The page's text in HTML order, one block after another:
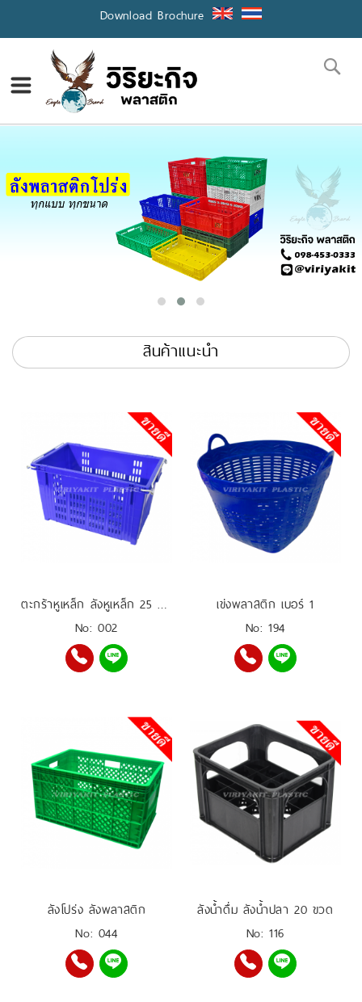
Skip
to
Download Brochure
สินค้าแนะนำ
ตะกร้าหูเหล็ก ลังหูเหล็ก 25 กิโล
No: 002
เข่งพลาสติก เบอร์ 1
No: 194
ลังโปร่ง ลังพลาสติก
No: 044
ลังน้ำดื่ม ลังน้ำปลา 20 ขวด
No: 116